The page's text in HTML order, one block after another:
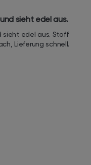
sieht edel aus.
einfach,
sieht edel aus. Stoff
Lieferung schnell.